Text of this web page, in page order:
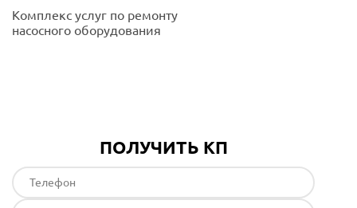
Комплекс услуг по ремонту
насосного оборудования
ПОЛУЧИТЬ КП